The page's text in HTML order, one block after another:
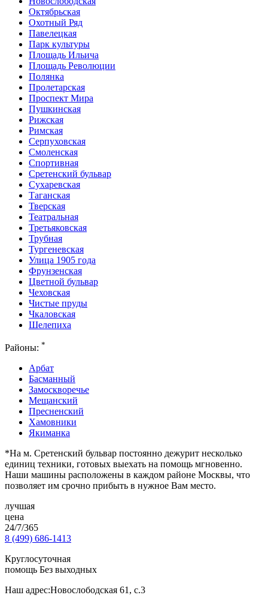
Октябрьская
Охотный Ряд
Павелецкая
Парк культуры
Площадь Ильича
Площадь Революции
Полянка
Пролетарская
Проспект Мира
Пушкинская
Рижская
Римская
Серпуховская
Смоленская
Спортивная
Сретенский бульвар
Сухаревская
Таганская
Тверская
Театральная
Третьяковская
Трубная
Тургеневская
Улица 1905 года
Фрунзенская
Цветной бульвар
Чеховская
Чистые пруды
Чкаловская
Шелепиха
Районы: *
Арбат
Басманный
Замоскворечье
Мещанский
Пресненский
Хамовники
Якиманка
*На м. Сретенский бульвар постоянно дежурит несколько
единиц техники, готовых выехать на помощь мгновенно.
Наши машины расположены в каждом районе Москвы, что
позволяет им срочно прибыть в нужное Вам место.
лучшая
цена
24/7/365
8 (499) 686-1413
Круглосуточная
помощь Без выходных
Наш адрес:Новослободская 61, с.3